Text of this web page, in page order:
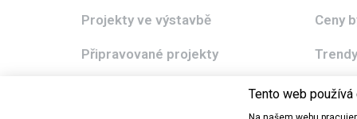
Projekty ve výstavbě
Připravované projekty
Ceny
Praha
Tento web